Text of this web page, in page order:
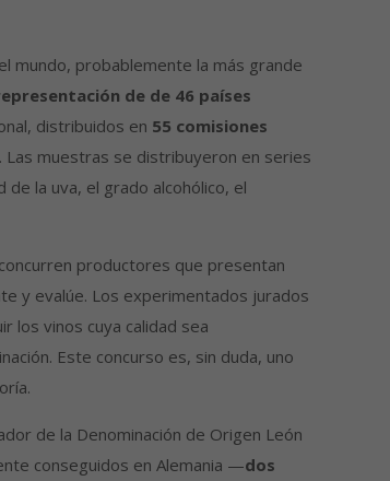
mundo, probablemente la más grande
de de 46 países
distribuidos en 55 comisiones
muestras se distribuyeron en series
la uva, el grado alcohólico, el
productores que presentan
y evalúe. Los experimentados jurados
los vinos cuya calidad sea
Este concurso es, sin duda, uno
de la Denominación de Origen León
conseguidos en Alemania —dos